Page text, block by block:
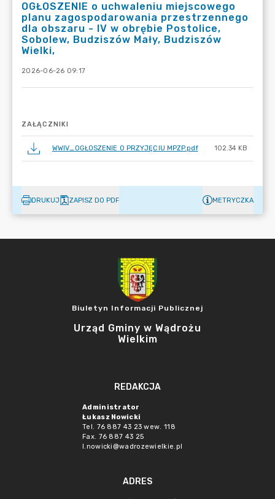
OGŁOSZENIE o uchwaleniu miejscowego
planu zagospodarowania przestrzennego
dla obszaru - IV w obrębie Postolice,
Sobolew, Budziszów Mały, Budziszów
Wielki,
2026-06-26 09:17
ZAŁĄCZNIKI
WWIV_OGŁOSZENIE O PRZYJĘCIU MPZP.pdf 102.34 KB
DRUKUJ ZAPISZ DO PDF METRYCZKA
Biuletyn Informacji Publicznej
Urząd Gminy w Wądrożu
Wielkim
REDAKCJA
Administrator
Łukasz Nowicki
Tel. 76 887 43 23 wew. 118
Fax. 76 887 43 25
l.nowicki@wadrozewielkie.pl
ADRES